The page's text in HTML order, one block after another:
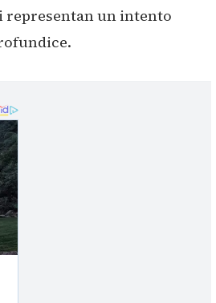
representan un intento